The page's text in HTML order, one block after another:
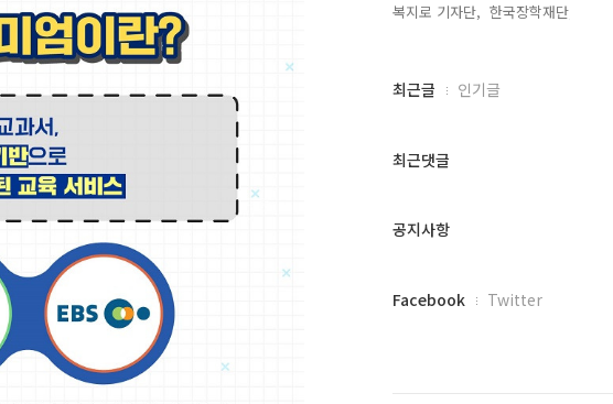
복지로 기자단, 한국장학재단,
최
과
글
최근글 인기글
최근댓글
공지사항
페
Facebook Twitter